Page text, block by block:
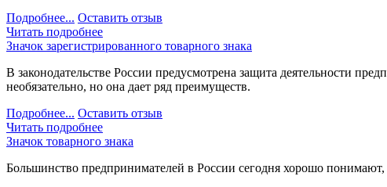
Подробнее... Оставить отзыв
Читать подробнее
Значок зарегистрированного товарного знака
В законодательстве России предусмотрена защита деятельности
необязательно, но она дает ряд преимуществ.
Подробнее... Оставить отзыв
Читать подробнее
Значок товарного знака
Большинство предпринимателей в России сегодня хорошо понимают,